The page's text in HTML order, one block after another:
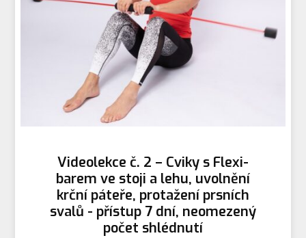
Videolekce č. 2 – Cviky s Flexi-
barem ve stoji a lehu, uvolnění
krční páteře, protažení prsních
svalů - přístup 7 dní, neomezený
počet shlédnutí